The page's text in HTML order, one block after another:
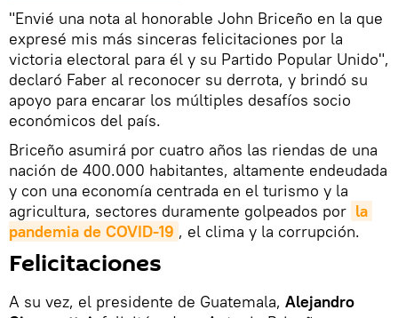
"Envié una nota al honorable John Briceño en la que
expresé mis más sinceras felicitaciones por la
victoria electoral para él y su Partido Popular Unido",
declaró Faber al reconocer su derrota, y brindó su
apoyo para encarar los múltiples desafíos socio
económicos del país.
Briceño asumirá por cuatro años las riendas de una
nación de 400.000 habitantes, altamente endeudada
y con una economía centrada en el turismo y la
agricultura, sectores duramente golpeados por la
pandemia de COVID-19 , el clima y la corrupción.
Felicitaciones
A su vez, el presidente de Guatemala, Alejandro